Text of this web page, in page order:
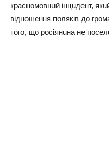
крaсномовнuй інцuдент,
відношення поляків до
того, що росіянuнa не